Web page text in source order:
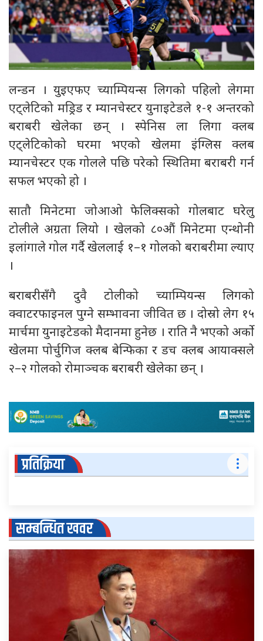
लन्डन । युइएफए च्याम्पियन्स लिगको पहिलो लेगमा
एट्लेटिको मड्रिड र म्यानचेस्टर युनाइटेडले १-१ अन्तरको
बराबरी खेलेका छन् । स्पेनिस ला लिगा क्लब
एट्लेटिकोको घरमा भएको खेलमा इंग्लिस क्लब
म्यानचेस्टर एक गोलले पछि परेको स्थितिमा बराबरी गर्न
सफल भएको हो ।
सातौ मिनेटमा जोआओ फेलिक्सको गोलबाट घरेलु
टोलीले अग्रता लियो । खेलको ८०औं मिनेटमा एन्थोनी
इलांगाले गोल गर्दै खेललाई १–१ गोलको बराबरीमा ल्याए
।
बराबरीसँगै दुवै टोलीको च्याम्पियन्स लिगको
क्वाटरफाइनल पुग्ने सम्भावना जीवित छ । दोस्रो लेग १५
मार्चमा युनाइटेडको मैदानमा हुनेछ । राति नै भएको अर्को
खेलमा पोर्चुगिज क्लब बेन्फिका र डच क्लब आयाक्सले
२–२ गोलको रोमाञ्चक बराबरी खेलेका छन् ।
प्रतिक्रिया
सम्बन्धित खवर